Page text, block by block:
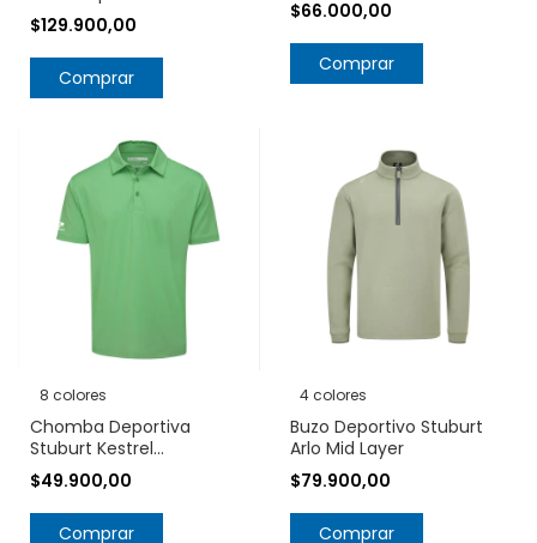
1364410
$129.900,00
Comprar
$66.000,00
Comprar
8 colores
Chomba Deportiva
Stuburt Kestrel
Protección UPF 50+
$49.900,00
Comprar
4 colores
Buzo Deportivo Stuburt
Arlo Mid Layer
$79.900,00
Comprar